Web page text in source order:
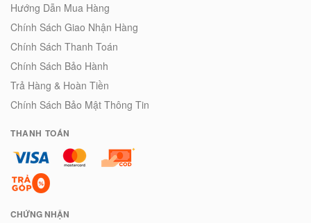
Hướng Dẫn Mua Hàng
Chính Sách Giao Nhận Hàng
Chính Sách Thanh Toán
Chính Sách Bảo Hành
Trả Hàng & Hoàn Tiền
Chính Sách Bảo Mật Thông Tin
THANH TOÁN
CHỨNG NHẬN